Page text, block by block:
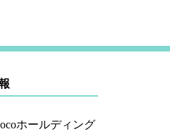
ホールディング